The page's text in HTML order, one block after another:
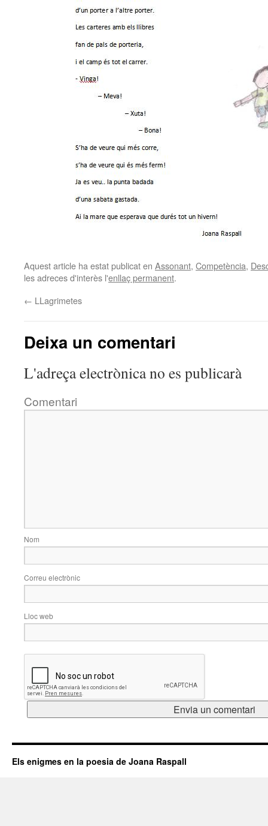
Aquest article ha estat publicat en Assonant, Competència,
les adreces d'interès l'enllaç permanent.
← LLagrimetes
Deixa un comentari
L'adreça electrònica no es publicarà
Comentari
Nom
Correu electrònic
Lloc web
Els enigmes en la poesia de Joana Raspall